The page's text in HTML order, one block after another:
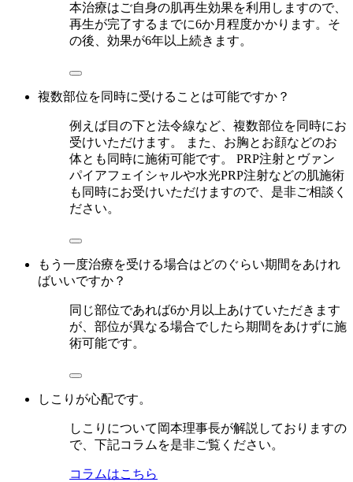
本治療はご自身の肌再生効果を利用しますので、
再生が完了するまでに6か月程度かかります。そ
の後、効果が6年以上続きます。
複数部位を同時に受けることは可能ですか？
例えば目の下と法令線など、複数部位を同時にお
受けいただけます。 また、お胸とお顔などのお
体とも同時に施術可能です。 PRP注射とヴァン
パイアフェイシャルや水光PRP注射などの肌施術
も同時にお受けいただけますので、是非ご相談く
ださい。
もう一度治療を受ける場合はどのぐらい期間をあけれ
ばいいですか？
同じ部位であれば6か月以上あけていただきます
が、部位が異なる場合でしたら期間をあけずに施
術可能です。
しこりが心配です。
しこりについて岡本理事長が解説しておりますの
で、下記コラムを是非ご覧ください。
コラムはこちら